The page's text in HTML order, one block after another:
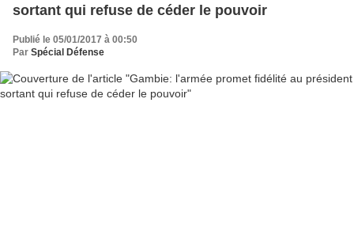
sortant qui refuse de céder le pouvoir
Publié le 05/01/2017 à 00:50
Par Spécial Défense